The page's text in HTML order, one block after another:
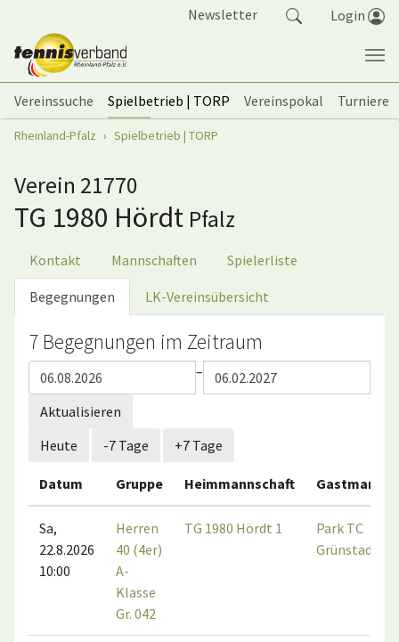
Newsletter Login
Vereinssuche Spielbetrieb | TORP Vereinspokal
Turniere
Sie sind hier:
Rheinland-Pfalz Spielbetrieb | TORP
Verein 21770
TG 1980 Hördt Pfalz
Kontakt Mannschaften Spielerliste
Begegnungen LK-Vereinsübersicht
7 Begegnungen im Zeitraum
–
Aktualisieren
Heute
-7 Tage +7 Tage
Datum Gruppe Heimmannschaft
Sa,
22.8.2026
10:00
Herren
40 (4er)
A-
Klasse
Gr. 042
TG 1980 Hördt 1
Park TC
Grünstadt 1